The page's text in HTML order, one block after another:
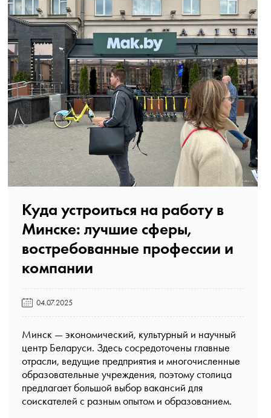
Куда устроиться на работу в
Минске: лучшие сферы,
востребованные профессии и
компании️
04.07.2025
Минск — экономический, культурный и научный
центр Беларуси. Здесь сосредоточены главные
отрасли, ведущие предприятия и многочисленные
образовательные учреждения, поэтому столица
предлагает большой выбор вакансий для
соискателей с разным опытом и образованием.